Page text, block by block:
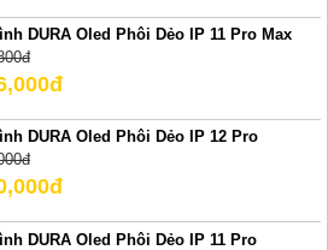
DURA Oled Phôi Dẻo IP 11 Pro Max
DURA Oled Phôi Dẻo IP 12 Pro
DURA Oled Phôi Dẻo IP 11 Pro